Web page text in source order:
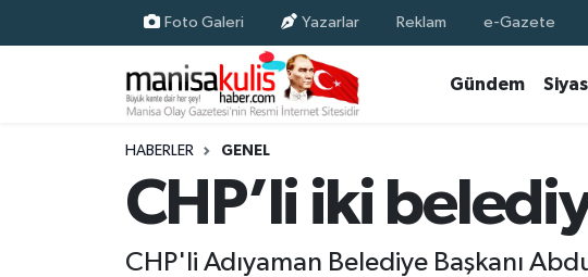
Foto Galeri Yazarlar Reklam e-Gazete
Gündem
HABERLER GENEL
CHP’li iki
CHP'li Adıyaman Belediye Başkanı
Ekonomi
Yunusemre Nöbetçi Eczaneler
Yunusemre Trafik Yoğunluk Haritası
Süper Lig Puan Durumu ve Fikstür